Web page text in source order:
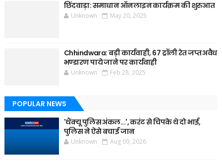
छिंदवाड़ा: समाधान ऑनलाइन कार्यक्रम की शुरुआत
Unknown May 20, 2025
Chhindwara: बड़ी कार्यवाही, 67 ट्रॉली रेत जप्त अवैध
भण्डारण पाये जाने पर कार्यवाही
Unknown Feb 28, 2025
POPULAR NEWS
'थैंक्यू पुलिस अंकल...', करंट से चिपके थे दो भाई,
पुलिस ने ऐसे बचाई जान
Unknown Aug 09, 2026